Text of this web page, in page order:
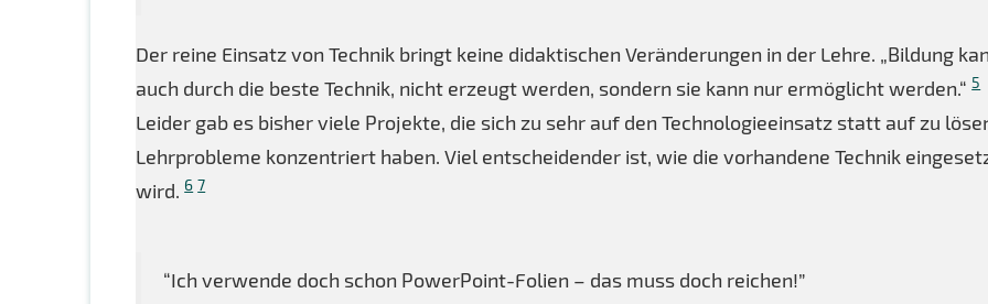
Der reine Einsatz von Technik bringt keine didaktischen Veränderungen in der Lehre. „Bildung
auch durch die beste Technik, nicht erzeugt werden, sondern sie kann nur ermöglicht werden.“5
Leider gab es bisher viele Projekte, die sich zu sehr auf den Technologieeinsatz statt auf zu
Lehrprobleme konzentriert haben. Viel entscheidender ist, wie die vorhandene Technik
wird.6 7
“Ich verwende doch schon PowerPoint-Folien – das muss doch reichen!”